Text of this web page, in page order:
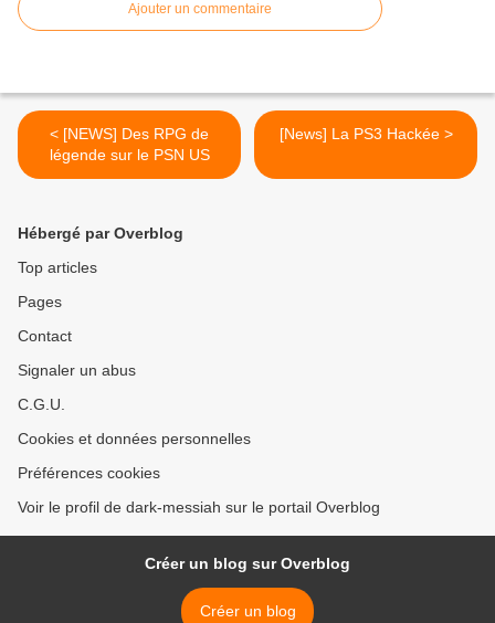
Ajouter un commentaire
< [NEWS] Des RPG de
légende sur le PSN US
[News] La PS3 Hackée >
Hébergé par Overblog
Top articles
Pages
Contact
Signaler un abus
C.G.U.
Cookies et données personnelles
Préférences cookies
Voir le profil de dark-messiah sur le portail Overblog
Créer un blog sur Overblog
Créer un blog